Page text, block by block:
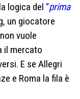
logica del “prima
un giocatore
vuole
il mercato
E se Allegri
e Roma la fila è